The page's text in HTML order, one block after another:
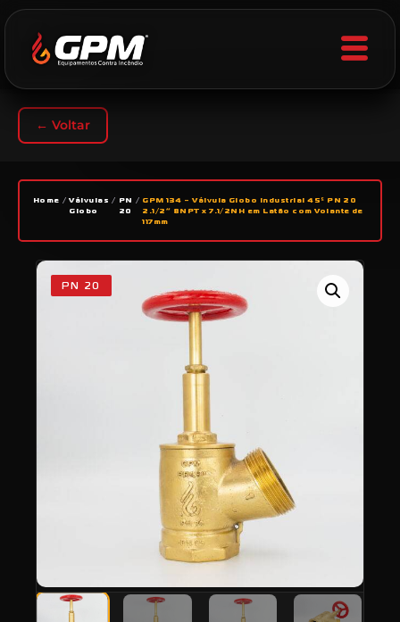
← Voltar
Home / Válvulas
Globo
/ PN
20
/ GPM 134 – Válvula Globo Industrial 45º PN 20
2.1/2” 8NPT x 7.1/2NH em Latão com Volante de
117mm
PN 20